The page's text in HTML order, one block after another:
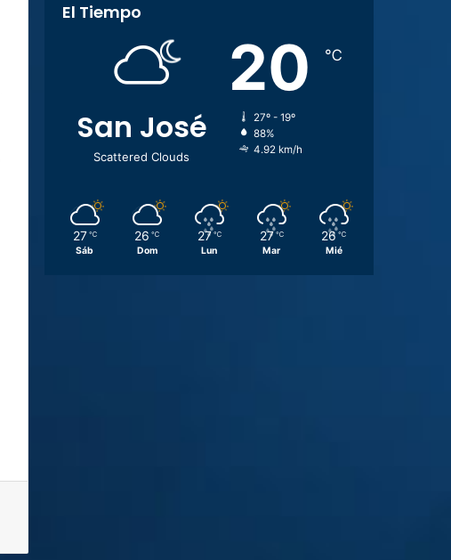
El Tiempo
San José
Scattered Clouds
20 ℃
27º - 19º
88%
4.92 km/h
27 ℃
Sáb
26 ℃
Dom
27 ℃
Lun
27 ℃
Mar
26 ℃
Mié